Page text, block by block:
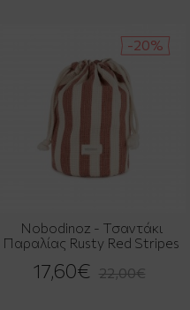
-20%
Nobodinoz - Τσαντάκι
Παραλίας Rusty Red Stripes
17,60€ 22,00€